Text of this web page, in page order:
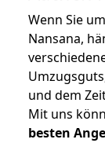
Wenn Sie
Nansana,
und dem
Mit uns
besten